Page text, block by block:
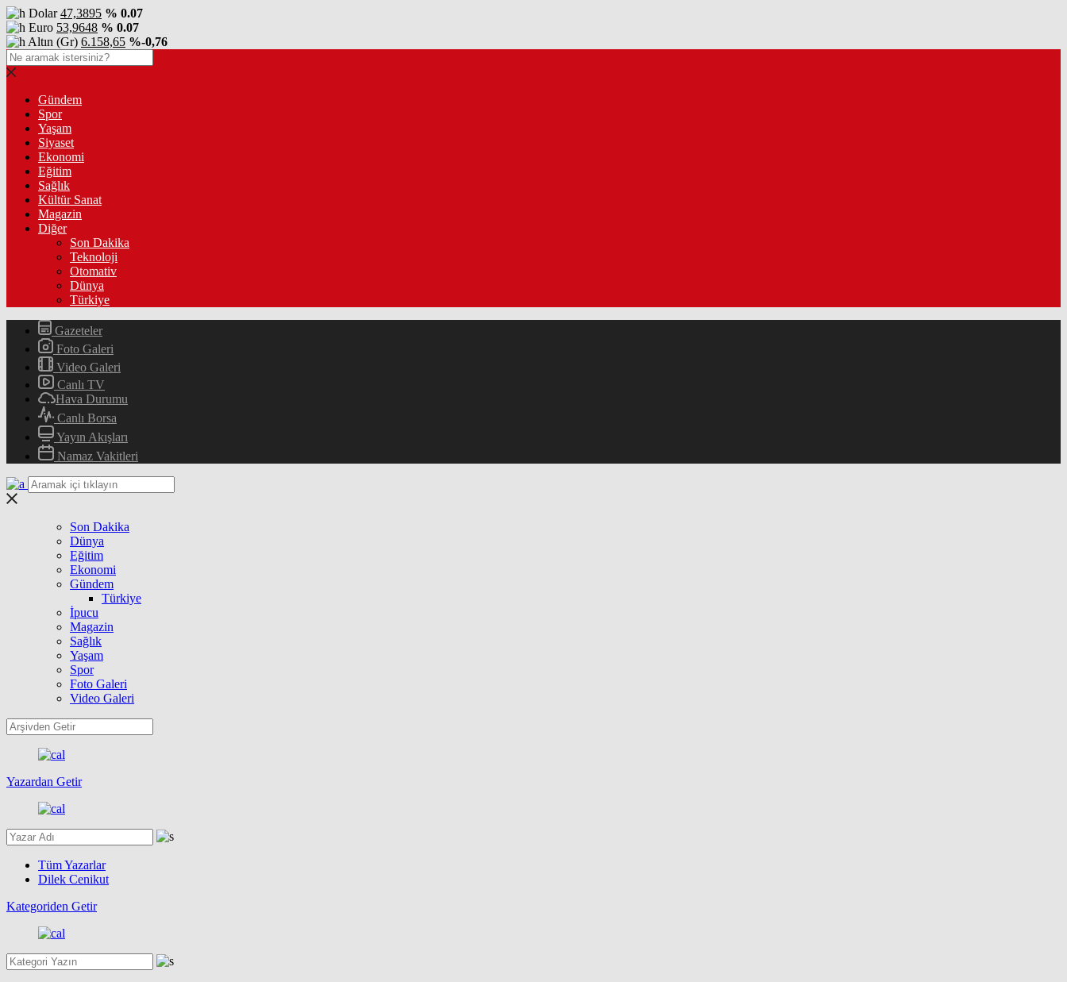
Dolar47,3895 % 0.07
Euro 53,9648 % 0.07
Altın (Gr) 6.158,65 %-0,76
Gündem
Spor
Yaşam
Siyaset
Ekonomi
Eğitim
Sağlık
Kültür Sanat
Magazin
Diğer
Son Dakika
Teknoloji
Otomativ
Dünya
Türkiye
Gazeteler
Foto Galeri
Video Galeri
Canlı TV
Hava Durumu
Canlı Borsa
Yayın Akışları
Namaz Vakitleri
Son Dakika
Dünya
Eğitim
Ekonomi
Gündem
Türkiye
İpucu
Magazin
Sağlık
Yaşam
Spor
Foto Galeri
Video Galeri
Yazardan Getir
Tüm Yazarlar
Dilek Cenikut
Kategoriden Getir